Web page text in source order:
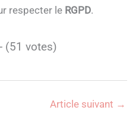
respecter le RGPD.
(51 votes)
Article suivant →